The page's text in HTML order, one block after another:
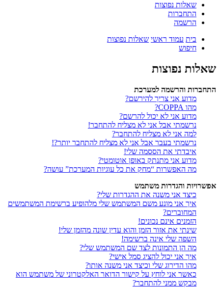
שאלות נפוצות
התחברות
הרשמה
בית עמוד ראשי שאלות נפוצות
חיפוש
שאלות נפוצות
התחברות והרשמה למערכת
מדוע אני צריך להירשם?
מהו COPPA?
מדוע אני לא יכול להרשם?
נרשמתי אבל אני לא מצליח להתחבר!
למה אני לא מצליח להתחבר?
נרשמתי בעבר אבל אני לא מצליח להתחבר יותר?!
איבדתי את הססמה שלי!
מדוע אני מתנתק באופן אוטומטי?
מה האפשרות “מחק את כל עוגיות המערכת” עושה?
אפשרויות והגדרות משתמש
כיצד אני משנה את ההגדרות שלי?
איך אני מונע משם המשתמש שלי מלהופיע ברשימת המשתמשים
המחוברים?
הזמנים אינם נכונים!
שינתי את אזור הזמן והוא עדין שונה מהזמן שלי!
השפה שלי אינה ברשימה!
מה הן התמונות לצד שם המשתמש שלי?
איך אני יכול להציג סמל אישי?
מהו הדירוג שלי וכיצד אני משנה אותו?
כאשר אני לוחץ על קישור הדואר האלקטרוני של משתמש הוא
מבקש ממני להתחבר?